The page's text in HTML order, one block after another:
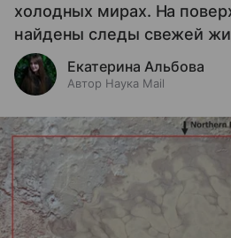
холодных мирах. На
найдены следы свежей
Екатерина Альбова
Автор Наука Mail